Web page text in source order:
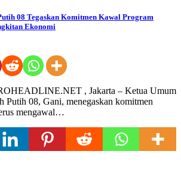
08 Tegaskan Komitmen Kawal Program
Ekonomi
, Jakarta – Ketua Umum
Putih 08, Gani, menegaskan komitmen
mengawal…